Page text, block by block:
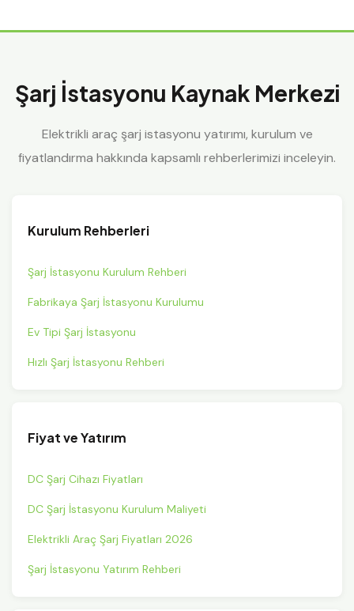
Şarj İstasyonu Kaynak Merkezi
Elektrikli araç şarj istasyonu yatırımı, kurulum ve
fiyatlandırma hakkında kapsamlı rehberlerimizi inceleyin.
Kurulum Rehberleri
Şarj İstasyonu Kurulum Rehberi
Fabrikaya Şarj İstasyonu Kurulumu
Ev Tipi Şarj İstasyonu
Hızlı Şarj İstasyonu Rehberi
Fiyat ve Yatırım
DC Şarj Cihazı Fiyatları
DC Şarj İstasyonu Kurulum Maliyeti
Elektrikli Araç Şarj Fiyatları 2026
Şarj İstasyonu Yatırım Rehberi